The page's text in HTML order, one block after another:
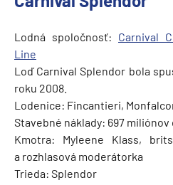
Lodná spoločnosť: Carnival
Line
Loď Carnival Splendor bola
roku 2008.
Lodenice: Fincantieri,
Stavebné náklady: 697 miliónov
Kmotra: Myleene Klass,
a rozhlasová moderátorka
Trieda: Splendor